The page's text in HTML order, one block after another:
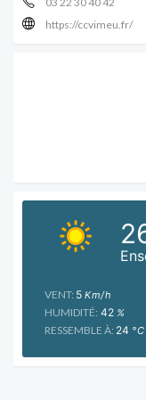
https://ccvimeu.fr/
VENT: 5 Km/h
HUMIDITÉ: 42 %
RESSEMBLE À: 24 °C